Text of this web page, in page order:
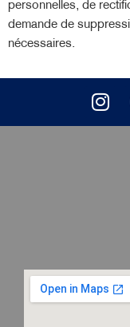
personnelles, de
demande de
nécessaires.